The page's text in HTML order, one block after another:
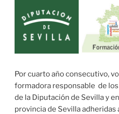
Por cuarto año consecutivo,
formadora responsable de
de la Diputación de Sevilla y
provincia de Sevilla adheridas